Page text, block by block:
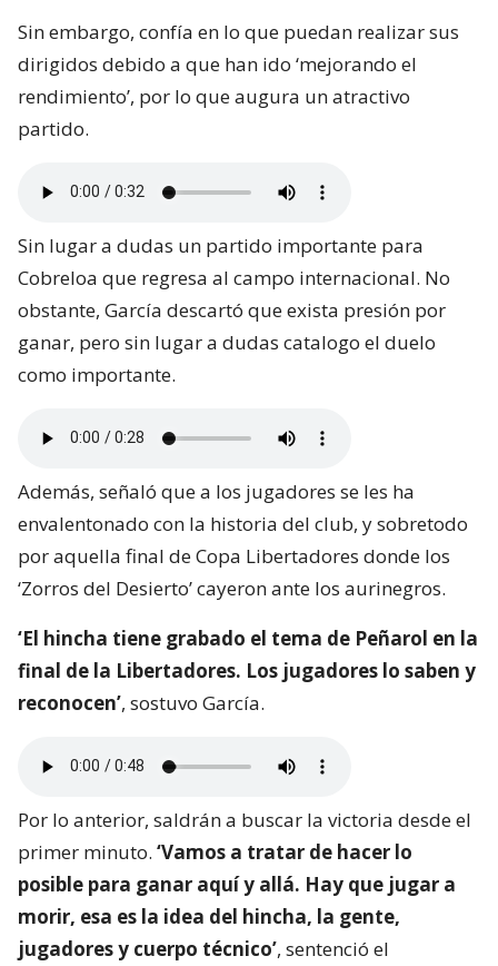
Sin embargo, confía en lo que puedan realizar sus
dirigidos debido a que han ido ‘mejorando el
rendimiento’, por lo que augura un atractivo
partido.
Sin lugar a dudas un partido importante para
Cobreloa que regresa al campo internacional. No
obstante, García descartó que exista presión por
ganar, pero sin lugar a dudas catalogo el duelo
como importante.
Además, señaló que a los jugadores se les ha
envalentonado con la historia del club, y sobretodo
por aquella final de Copa Libertadores donde los
‘Zorros del Desierto’ cayeron ante los aurinegros.
‘El hincha tiene grabado el tema de Peñarol en la
final de la Libertadores. Los jugadores lo saben y
reconocen’, sostuvo García.
Por lo anterior, saldrán a buscar la victoria desde el
primer minuto. ‘Vamos a tratar de hacer lo
posible para ganar aquí y allá. Hay que jugar a
morir, esa es la idea del hincha, la gente,
jugadores y cuerpo técnico’, sentenció el